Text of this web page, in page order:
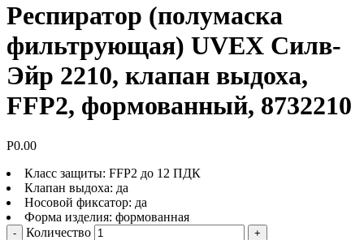
Респиратор (полумаска
фильтрующая) UVEX Силв-
Эйр 2210, клапан выдоха,
FFP2, формованный, 8732210
Р0.00
Класс защиты: FFP2 до 12 ПДК
Клапан выдоха: да
Носовой фиксатор: да
Форма изделия: формованная
Количество